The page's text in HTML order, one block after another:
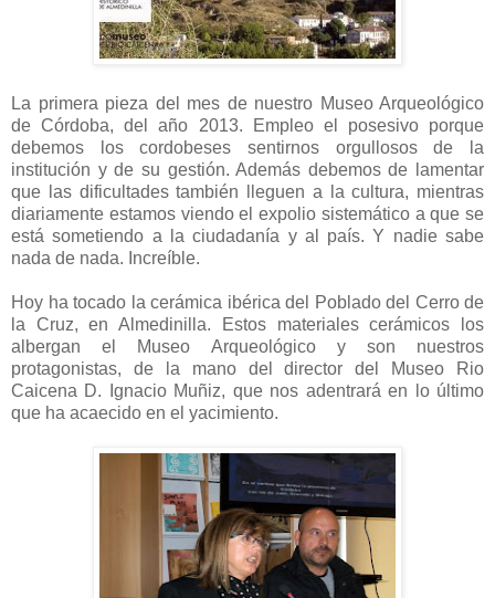
La primera pieza del mes de nuestro Museo Arqueológico
de Córdoba, del año 2013. Empleo el posesivo porque
debemos los cordobeses sentirnos orgullosos de la
institución y de su gestión. Además debemos de lamentar
que las dificultades también lleguen a la cultura, mientras
diariamente estamos viendo el expolio sistemático a que se
está sometiendo a la ciudadanía y al país. Y nadie sabe
nada de nada. Increíble.
Hoy ha tocado la cerámica ibérica del Poblado del Cerro de
la Cruz, en Almedinilla. Estos materiales cerámicos los
albergan el Museo Arqueológico y son nuestros
protagonistas, de la mano del director del Museo Rio
Caicena D. Ignacio Muñiz, que nos adentrará en lo último
que ha acaecido en el yacimiento.